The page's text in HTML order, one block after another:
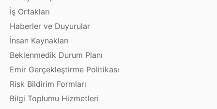
İş Ortakları
Haberler ve Duyurular
İnsan Kaynakları
Beklenmedik Durum Planı
Emir Gerçekleştirme Politikası
Risk Bildirim Formları
Bilgi Toplumu Hizmetleri